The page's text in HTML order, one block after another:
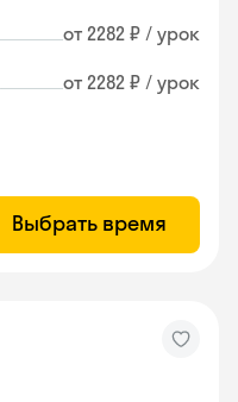
от 2282 ₽ / урок
от 2282 ₽ / урок
Выбрать время